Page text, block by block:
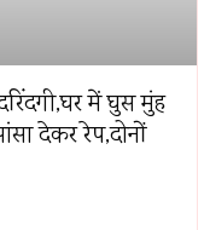
में घुस मुंह
देकर रेप,दोनों